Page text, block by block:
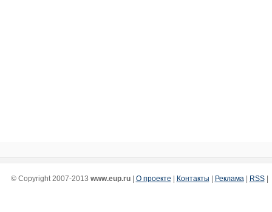
© Copyright 2007-2013 www.eup.ru| О проекте Контакты Реклама| RSS|